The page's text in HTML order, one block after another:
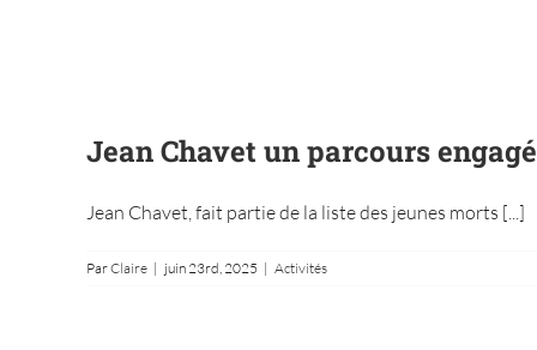
Jean Chavet un parcours engagé
Jean Chavet, fait partie de la liste des jeunes morts [...]
ParClaire | juin 23rd, 2025 | Activités